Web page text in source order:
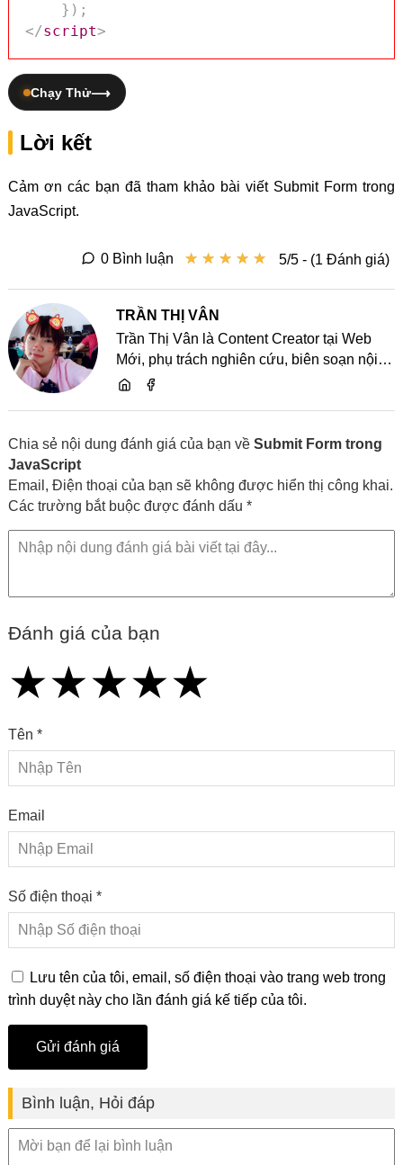
} ) ;
</script>
Chạy Thử
Lời kết
Cảm ơn các bạn đã tham khảo bài viết Submit Form trong
JavaScript.
★ ★ ★ ★ ★
★ ★ ★ ★ ★ 5/5 - (1 Đánh giá)
0 Bình luận
TRẦN THỊ VÂN
Trần Thị Vân là Content Creator tại Web
Mới, phụ trách nghiên cứu, biên soạn nội
dung và chia sẻ kiến thức về website, SEO,
Chia sẻ nội dung đánh giá của bạn về Submit Form trong
JavaScript
Email, Điện thoại của bạn sẽ không được hiển thị công khai.
Các trường bắt buộc được đánh dấu *
Đánh giá của bạn
★
★★
★★★
★★★★
★★★★★
Tên *
Email
Số điện thoại *
Lưu tên của tôi, email, số điện thoại vào trang web trong
trình duyệt này cho lần đánh giá kế tiếp của tôi.
Bình luận, Hỏi đáp